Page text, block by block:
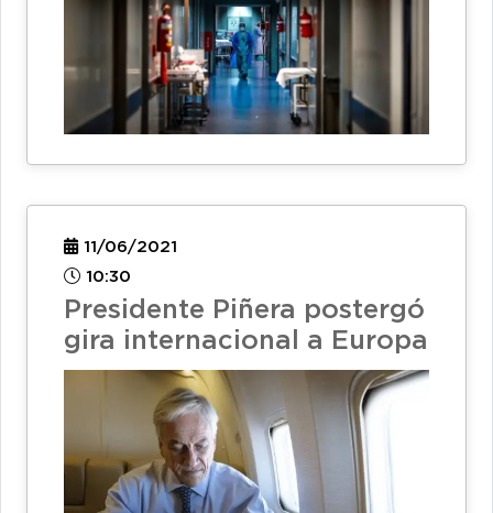
11/06/2021
10:30
Presidente Piñera postergó
gira internacional a Europa